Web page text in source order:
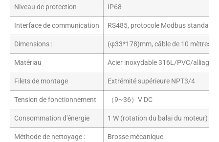
Niveau de protection IP68
Interface de communication RS485, protocole Modbus standard
Dimensions : (φ33*178)mm, câble de 10 mètres
Matériau Acier inoxydable 316L/PVC/alliage
Filets de montage Extrémité supérieure NPT3/4
Tension de fonctionnement （9~36）V DC
Consommation d'énergie 1 W (rotation du balai du moteur)
Méthode de nettoyage : Brosse mécanique